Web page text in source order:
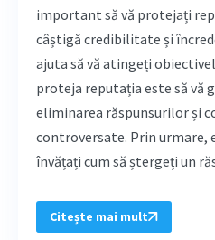
important să vă protejați
câștigă credibilitate și
ajuta să vă atingeți
proteja reputația este să vă
eliminarea răspunsurilor și
controversate. Prin urmare,
învățați cum să ștergeți un
Citește mai mult